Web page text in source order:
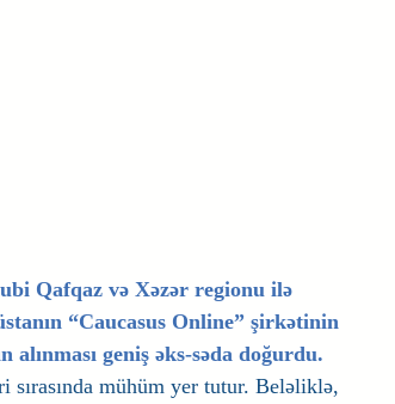
Qafqaz və Xəzər regionu ilə
“Caucasus Online” şirkətinin
geniş əks-səda doğurdu.
mühüm yer tutur. Beləliklə,